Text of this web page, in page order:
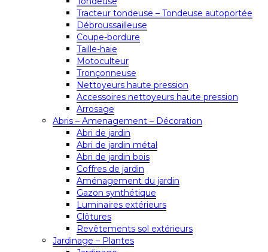
Tracteur tondeuse – Tondeuse autoportée
Débroussailleuse
Coupe-bordure
Taille-haie
Motoculteur
Tronçonneuse
Nettoyeurs haute pression
Accessoires nettoyeurs haute pression
Arrosage
Abris – Amenagement – Décoration
Abri de jardin
Abri de jardin métal
Abri de jardin bois
Coffres de jardin
Aménagement du jardin
Gazon synthétique
Luminaires extérieurs
Clôtures
Revêtements sol extérieurs
Jardinage – Plantes